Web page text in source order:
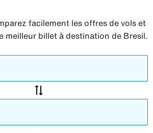
facilement les offres de vols et
meilleur billet à destination de Bresil.
sync_alt